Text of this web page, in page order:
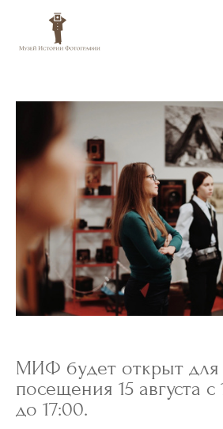
МИФ будет открыт для
посещения 15 августа с
до 17:00.